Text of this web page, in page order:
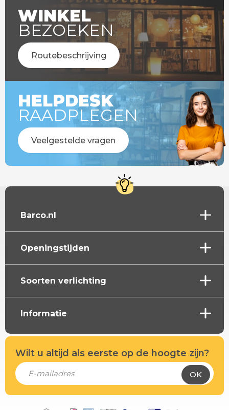
WINKEL
BEZOEKEN
Routebeschrijving
HELPDESK
RAADPLEGEN
Veelgestelde vragen
Barco.nl
Openingstijden
Soorten verlichting
Informatie
Wilt u altijd als eerste op de hoogte zijn?
OK